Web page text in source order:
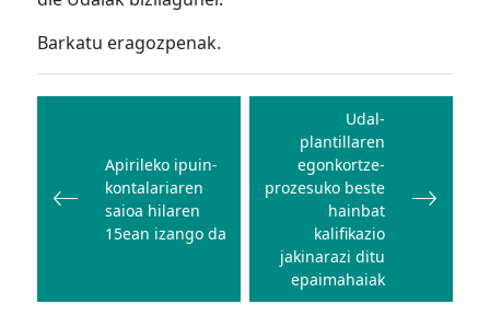
Barkatu eragozpenak.
Bidalketetan
nabigatuApirileko ipuin-
kontalariaren
saioa hilaren
15ean izango da
Udal-
plantillaren
egonkortze-
prozesuko beste
hainbat
kalifikazio
jakinarazi ditu
epaimahaiak